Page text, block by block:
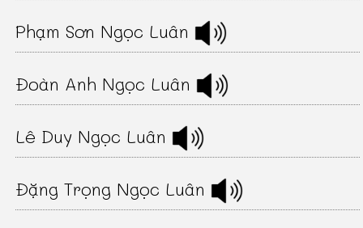
Phạm Sơn Ngọc Luân
Đoàn Anh Ngọc Luân
Lê Duy Ngọc Luân
Đặng Trọng Ngọc Luân